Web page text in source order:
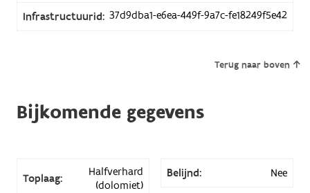
Infrastructuurid: 37d9dba1-e6ea-449f-9a7c-fe18249f5e42
Terug naar boven
Bijkomende gegevens
Toplaag:
Halfverhard
(dolomiet)
Belijnd: Nee